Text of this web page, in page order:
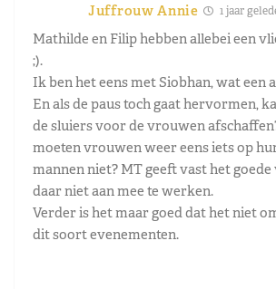
Juffrouw Annie 1 jaar
Mathilde en Filip hebben allebei een
;).
Ik ben het eens met Siobhan, wat een
En als de paus toch gaat hervormen,
de sluiers voor de vrouwen
moeten vrouwen weer eens iets op
mannen niet? MT geeft vast het
daar niet aan mee te werken.
Verder is het maar goed dat het niet
dit soort evenementen.